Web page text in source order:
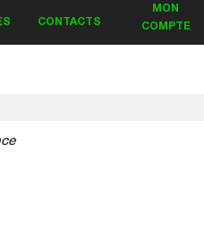
CONTACTS
MON
COMPTE